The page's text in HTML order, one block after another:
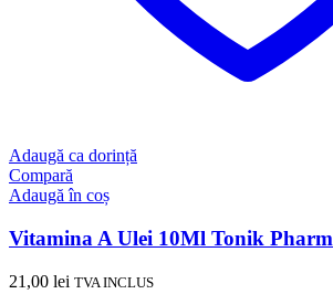
Adaugă ca dorință
Compară
Adaugă în coș
Vitamina A Ulei 10Ml Tonik Pharm
21,00 lei TVA INCLUS